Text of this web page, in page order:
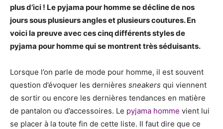
plus d’ici ! Le pyjama pour homme se décline de nos
jours sous plusieurs angles et plusieurs coutures. En
voici la preuve avec ces cinq différents styles de
pyjama pour homme qui se montrent très séduisants.
Lorsque l’on parle de mode pour homme, il est souvent
question d’évoquer les dernières sneakers qui viennent
de sortir ou encore les dernières tendances en matière
de pantalon ou d’accessoires. Le pyjama homme vient lui
se placer à la toute fin de cette liste. Il faut dire que ce